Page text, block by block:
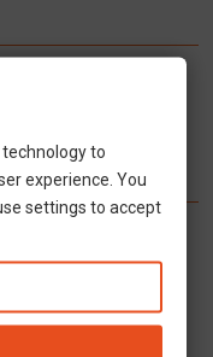
cégeknek
kínálunk teljeskörű
to
experience. You
settings to accept